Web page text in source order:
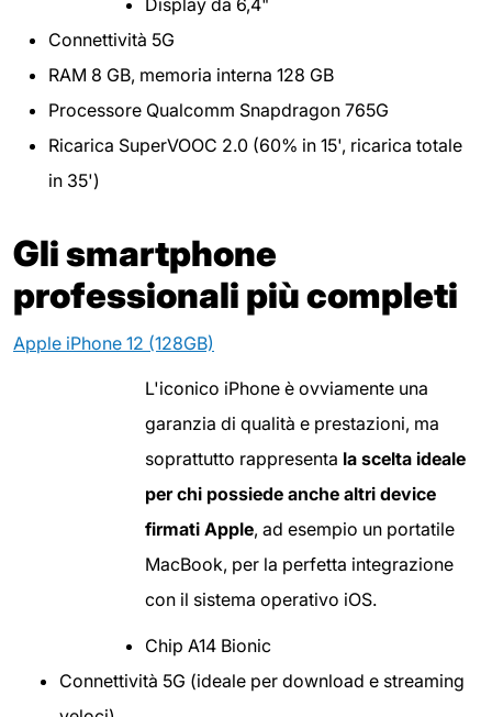
Connettività 5G
RAM 8 GB, memoria interna 128 GB
Processore Qualcomm Snapdragon 765G
Ricarica SuperVOOC 2.0 (60% in 15', ricarica totale
in 35')
Gli smartphone
professionali più completi
Apple iPhone 12 (128GB)
L'iconico iPhone è ovviamente una
garanzia di qualità e prestazioni, ma
soprattutto rappresenta la scelta ideale
per chi possiede anche altri device
firmati Apple, ad esempio un portatile
MacBook, per la perfetta integrazione
con il sistema operativo iOS.
Chip A14 Bionic
Connettività 5G (ideale per download e streaming